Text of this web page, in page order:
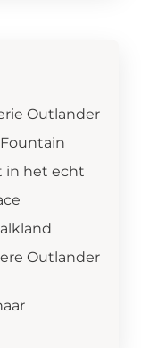
Outlander
in het echt
Outlander